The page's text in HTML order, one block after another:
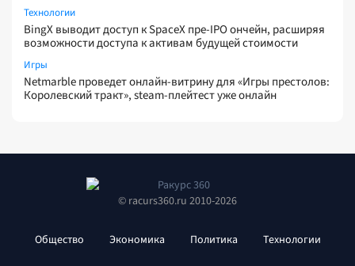
Технологии
BingX выводит доступ к SpaceX пре-IPO ончейн, расширяя
возможности доступа к активам будущей стоимости
Игры
Netmarble проведет онлайн-витрину для «Игры престолов:
Королевский тракт», steam-плейтест уже онлайн
© racurs360.ru 2010-2026
Общество Экономика Политика Технологии